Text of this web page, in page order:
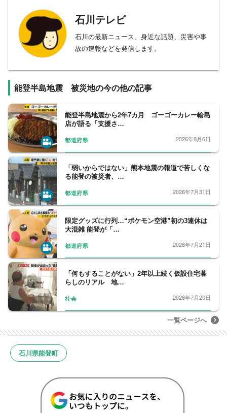
石川テレビ
石川の最新ニュース、身近な話題、災害や事
故の速報などを発信します。
能登半島地震 被災地の今の他の記事
能登半島地震から2年7カ月 ゴーゴーカレー輪島
店が語る「支援さ…
都道府県 2026年8月6日
「弱いからではない」熊本地震の報道で苦しくな
る能登の被災者、…
都道府県 2026年7月31日
限定グッズに行列…“ポケモン空港”初の3連休は
大混雑 能登が「…
都道府県 2026年7月21日
「何もすることがない」2年以上続く仮設住宅暮
らしのリアル 地…
社会 2026年7月20日
一覧ページへ
石川県能登町